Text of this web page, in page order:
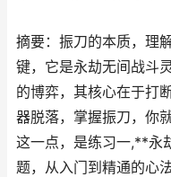
摘要：振刀的本质，理
键，它是永劫无间战斗
的博弈，其核心在于打
器脱落，掌握振刀，你
这一点，是练习一,**永
题，从入门到精通的心